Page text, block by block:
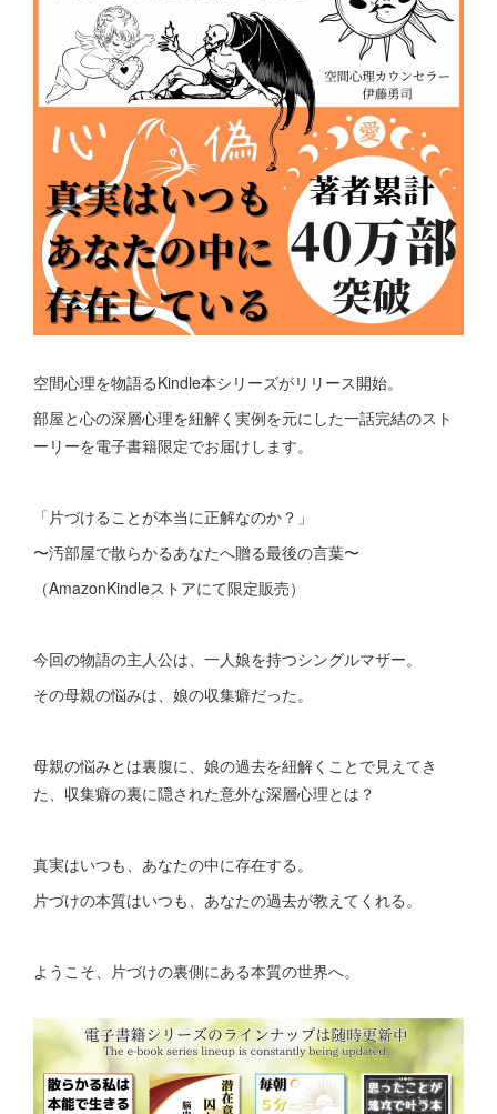
空間心理を物語るKindle本シリーズがリリース開始。
部屋と心の深層心理を紐解く実例を元にした一話完結のスト
ーリーを電子書籍限定でお届けします。
「片づけることが本当に正解なのか？」
〜汚部屋で散らかるあなたへ贈る最後の言葉〜
（AmazonKindleストアにて限定販売）
今回の物語の主人公は、一人娘を持つシングルマザー。
その母親の悩みは、娘の収集癖だった。
母親の悩みとは裏腹に、娘の過去を紐解くことで見えてき
た、収集癖の裏に隠された意外な深層心理とは？
真実はいつも、あなたの中に存在する。
片づけの本質はいつも、あなたの過去が教えてくれる。
ようこそ、片づけの裏側にある本質の世界へ。